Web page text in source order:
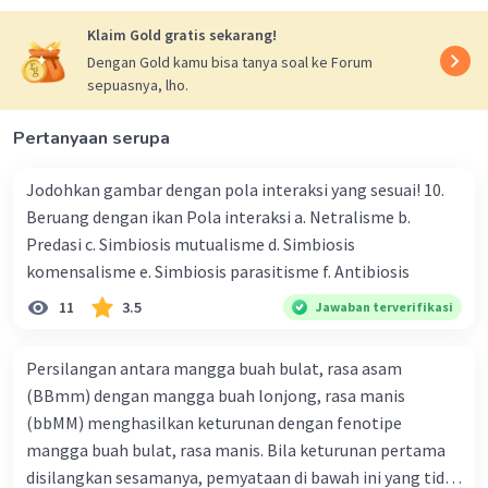
merah baru.
2.Proses pembuahan dalam perkembangbiakan
tumbuhan berbi ji terbuka melibatkan beberapa
langkah. Langkah-langkah ini mencakup
penyerbukan, pembuahan, dan perkembangan
embrio. Berikut penjelasannya:
sari dari bunga jantan (anther) mengenai stigma
bunga betina (pistil) pada tanaman yang sama
atau tanaman yang berbeda. Ini bisa dibantu
oleh angin, serangga, atau hujan.
Pembuahan: Setelah serbuk sari menempel pada
stigma, tabung serbuk sari tumbuh melalui
dari serbuk sari bertemu dengan sel telur, dan ini
menghasilkan pembuahan.
Perkemba ngan embrio: Setelah pembuahan,
embrio mulai berkembang dalam bakal bi ji.
Ovarium akan berkembang menjadi buah, yang
Klaim Gold gratis sekarang!
Dengan Gold kamu bisa tanya soal ke Forum
sepuasnya, lho.
Pertanyaan serupa
Jodohkan gambar dengan pola interaksi yang sesuai! 10.
Beruang dengan ikan Pola interaksi a. Netralisme b.
Predasi c. Simbiosis mutualisme d. Simbiosis
komensalisme e. Simbiosis parasitisme f. Antibiosis
11 3.5 Jawaban terverifikasi
Persilangan antara mangga buah bulat, rasa asam
(BBmm) dengan mangga buah lonjong, rasa manis
(bbMM) menghasilkan keturunan dengan fenotipe
mangga buah bulat, rasa manis. Bila keturunan pertama
disilangkan sesamanya, pemyataan di bawah ini yang tidak